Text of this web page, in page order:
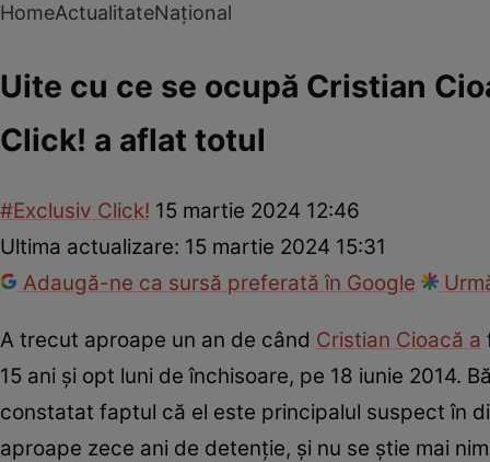
HomeActualitateNațional
Uite cu ce se ocupă Cristian
Click! a aflat totul
#Exclusiv Click! 15 martie 2024 12:46
Ultima actualizare: 15 martie 2024 15:31
Adaugă-ne ca sursă preferată în Google
A trecut aproape un an de când Cristian Cioacă a
15 ani și opt luni de închisoare, pe 18 iunie 2014.
constatat faptul că el este principalul suspect în
aproape zece ani de detenție, și nu se știe mai